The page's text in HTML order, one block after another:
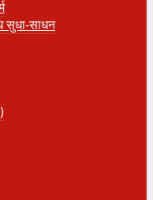
सुधा-साधन